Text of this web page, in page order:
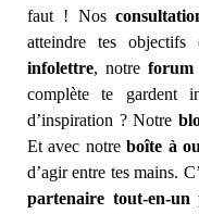
faut ! Nos
atteindre tes objectifs
infolettre, notre forum
complète te gardent
d’inspiration ? Notre
Et avec notreboîte à
d’agir entre tes mains.
partenaire tout-en-